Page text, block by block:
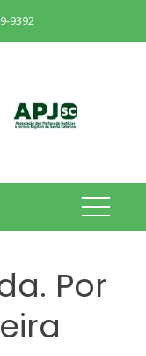
9392
Por